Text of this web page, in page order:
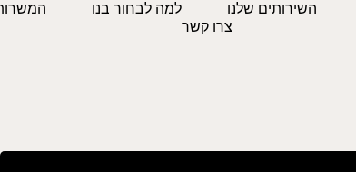
השירותים שלנו למה לבחור בנו
צרו קשר